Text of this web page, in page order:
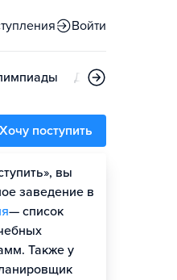
Войти
Дни открытых
Хочу поступить
вы
заведение в
— список
Также у
шансы